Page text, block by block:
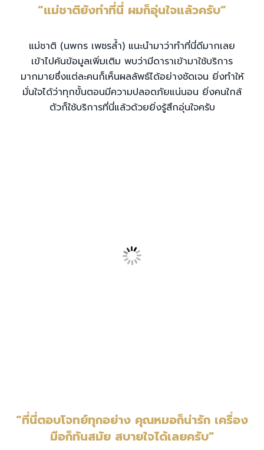
“แม่ชาติยังทำที่นี่ ผมก็อุ่นใจแล้วครับ”
แม่ชาติ (นพกร เพชรล้ำ) แนะนำมาว่าทำที่นี่ดีมากเลย
เข้าไปค้นข้อมูลเพิ่มเติม พบว่ามีดาราเข้ามาใช้บริการ
มากมายซึ่งแต่ละคนก็เห็นผลลัพธ์ได้อย่างชัดเจน ยิ่งทำให้
มั่นใจได้ว่าทุกขั้นตอนมีความปลอดภัยแน่นอน ยิ่งคนใกล้
ตัวก็ใช้บริการที่นี่แล้วด้วยยิ่งรู้สึกอุ่นใจครับ
“ที่นี่ตอบโจทย์ทุกอย่าง คุณหมอก็น่ารัก เครื่อง
มือก็ทันสมัย สบายใจได้เลยครับ”